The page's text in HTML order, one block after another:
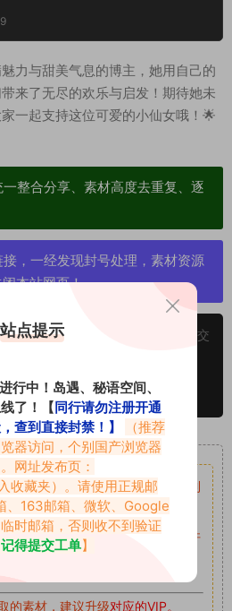
力与甜美气息的博主，她用自己的
来了无尽的欢乐与启发！期待她未
一起支持这位可爱的小仙女哦！🌟
整合分享、素材高度去重复、逐
，一经发现封号处理，素材资源
本站网页！
友分享，若侵犯了您的权限可以提交
转载请注明出处！原文链接：
重要声明
如有侵犯你的权益请私信留言
收到
一时间进行审核后删除。
测试研究使用，未经原版权作者许
的素材，建议升级对应的VIP。
站点提示
行中！岛遇、秘语空间、
了！【同行请勿注册开通
查到直接封禁！】
（推荐
器访问，个别国产浏览器
网址发布页：
入收藏夹）。请使用正规邮
、163邮箱、微软、Google
时邮箱，否则收不到验证
得提交工单】